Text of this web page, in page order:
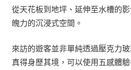
從天花板到地坪、延伸至水槽的
魄力的沉浸式空間。
來訪的遊客並非單純透過壓克力
真得身歷其境，可以使用五感體驗